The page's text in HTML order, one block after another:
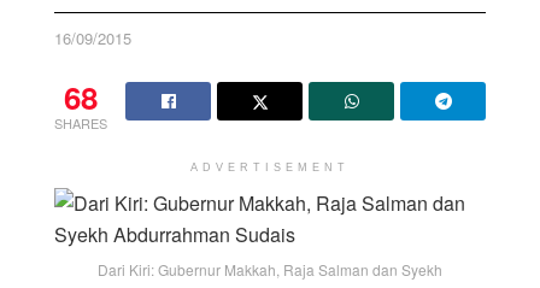
16/09/2015
68
SHARES
ADVERTISEMENT
Dari Kiri: Gubernur Makkah, Raja Salman dan Syekh